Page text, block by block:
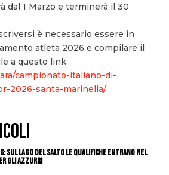
dal 1 Marzo e terminerà il 30
è necessario essere in
atleta 2026 e compilare il
a questo link
campionato-italiano-di-
2026-santa-marinella/
sul Lago del Salto le qualifiche entrano nel
gli azzurri